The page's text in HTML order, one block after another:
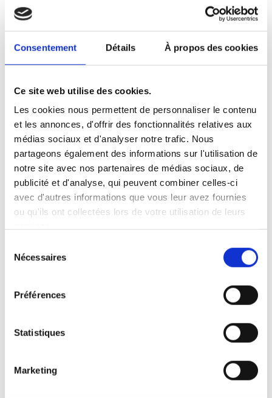
Consentement Détails À propos des cookies
Ce site web utilise des cookies.
Les cookies nous permettent de personnaliser le contenu
et les annonces, d'offrir des fonctionnalités relatives aux
médias sociaux et d'analyser notre trafic. Nous
partageons également des informations sur l'utilisation de
notre site avec nos partenaires de médias sociaux, de
publicité et d'analyse, qui peuvent combiner celles-ci
avec d'autres informations que vous leur avez fournies
ou qu'ils ont collectées lors de votre utilisation de leurs
Nécessaires
Préférences
Statistiques
Marketing
avec son modèle un peu
– Frère(s) / Sœur(s) :
Kalinka du Hang (VENDUE,
visible à l’élevage) / Lucky
du Hang (VENDU) /
Nesquik du Hang / Onyx
Mystère est disponible en
monte naturelle à la ferme,
pour plus de
renseignements n’hésitez
pas à nous contacter.